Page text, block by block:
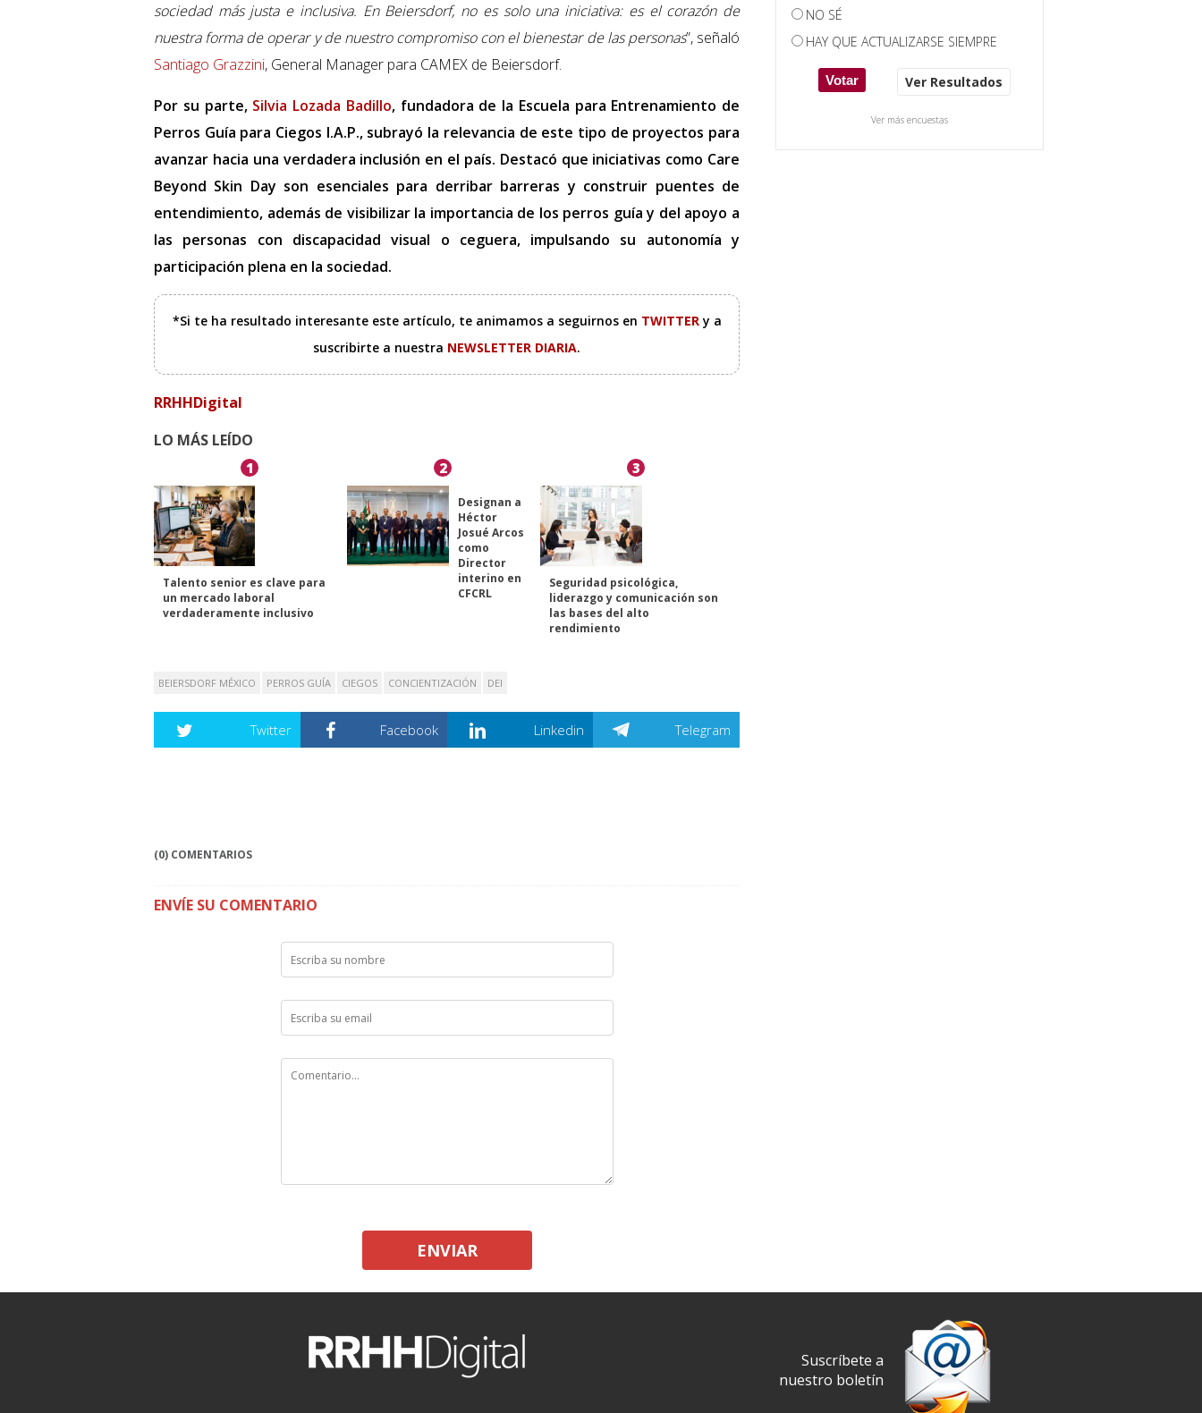
sociedad más justa e inclusiva. En Beiersdorf, no es solo una iniciativa: es el corazón de
nuestra forma de operar y de nuestro compromiso con el bienestar de las personas”, señaló
Santiago Grazzini, General Manager para CAMEX de Beiersdorf.
Por su parte, Silvia Lozada Badillo, fundadora de la Escuela para Entrenamiento de
Perros Guía para Ciegos I.A.P., subrayó la relevancia de este tipo de proyectos para
avanzar hacia una verdadera inclusión en el país. Destacó que iniciativas como Care
Beyond Skin Day son esenciales para derribar barreras y construir puentes de
entendimiento, además de visibilizar la importancia de los perros guía y del apoyo a
las personas con discapacidad visual o ceguera, impulsando su autonomía y
participación plena en la sociedad.
*Si te ha resultado interesante este artículo, te animamos a seguirnos en TWITTERy a
suscribirte a nuestra NEWSLETTER DIARIA.
RRHHDigital
LO MÁS LEÍDO
1
Talento senior es clave para
un mercado laboral
verdaderamente inclusivo
2
Designan a
Héctor
Josué Arcos
como
Director
interino en
CFCRL
3
Seguridad psicológica,
liderazgo y comunicación son
las bases del alto
rendimiento
BEIERSDORF MÉXICO PERROS GUÍA CIEGOS CONCIENTIZACIÓN DEI
Twitter Facebook Linkedin Telegram
(0) COMENTARIOS
ENVÍE SU COMENTARIO
ENVIAR
NO SÉ
HAY QUE ACTUALIZARSE SIEMPRE
Ver Resultados
Ver más encuestas
Suscríbete a
nuestro boletín